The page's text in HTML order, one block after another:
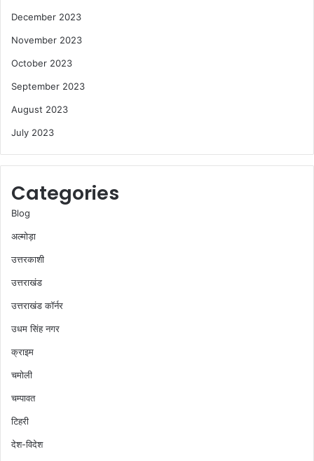
December 2023
November 2023
October 2023
September 2023
August 2023
July 2023
Categories
Blog
अल्मोड़ा
उत्तरकाशी
उत्तराखंड
उत्तराखंड कॉर्नर
उधम सिंह नगर
क्राइम
चमोली
चम्पावत
टिहरी
देश-विदेश